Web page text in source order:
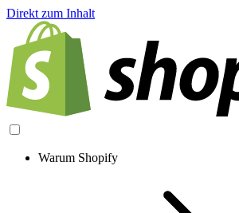
Direkt zum Inhalt
Warum Shopify